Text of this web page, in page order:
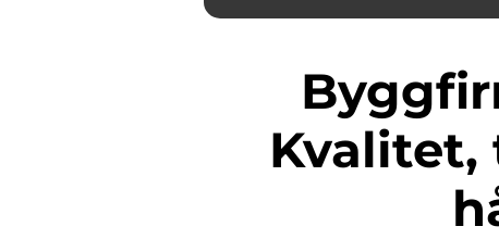
Byggfirma i Jönköping:
Kvalitet,